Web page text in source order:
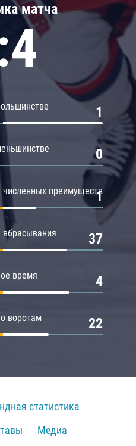
матча
1
0
численных преимуществ
1
37
время 4
воротам 22
статистика
Медиа